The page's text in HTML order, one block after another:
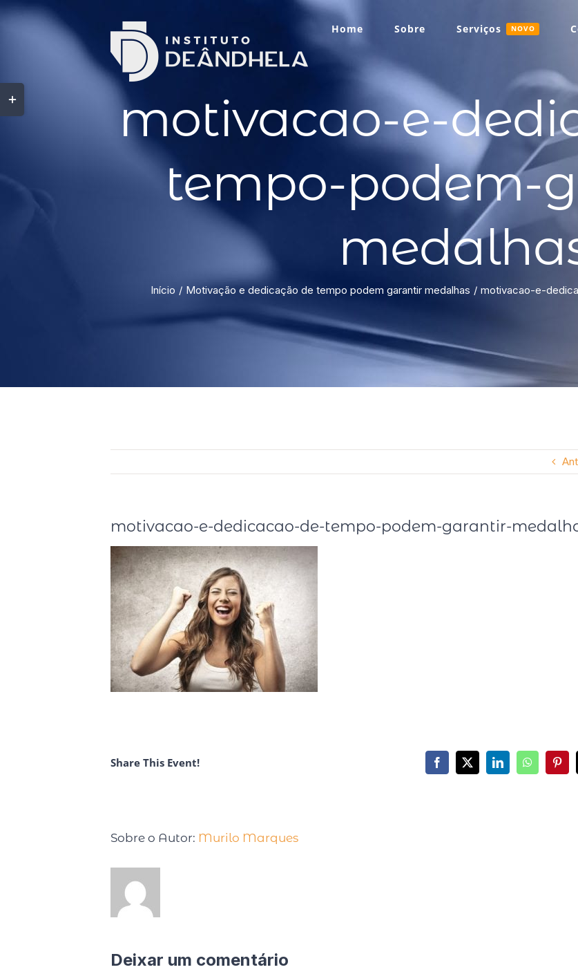
Home Sobre Serviços NOVO
motivacao-e-
tempo-podem-
Início Motivação e dedicação de tempo podem garantir medalhas motivacao-e-
motivacao-e-dedicacao-de-tempo-podem-garantir-
Share This Event!
Sobre o Autor: Murilo Marques
Deixar um comentário